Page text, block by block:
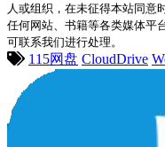
人或组织，在未征得本站同意
任何网站、书籍等各类媒体平
可联系我们进行处理。
115网盘 CloudDrive